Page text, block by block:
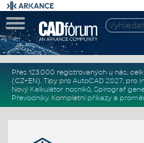
Přes 123.000 registrovaných u nás,
(CZ+EN). Tipy pro AutoCAD 2027, pro
Nový Kalkulátor nosníků, Spirograf
Převodníky. Kompletní příkazya